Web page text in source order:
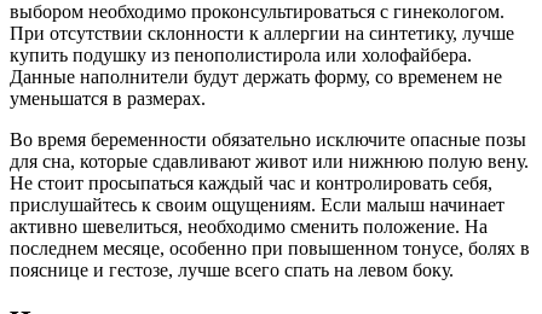
выбором необходимо проконсультироваться с гинекологом.
При отсутствии склонности к аллергии на синтетику, лучше
купить подушку из пенополистирола или холофайбера.
Данные наполнители будут держать форму, со временем не
уменьшатся в размерах.
Во время беременности обязательно исключите опасные позы
для сна, которые сдавливают живот или нижнюю полую вену.
Не стоит просыпаться каждый час и контролировать себя,
прислушайтесь к своим ощущениям. Если малыш начинает
активно шевелиться, необходимо сменить положение. На
последнем месяце, особенно при повышенном тонусе, болях в
пояснице и гестозе, лучше всего спать на левом боку.